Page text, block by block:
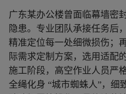
换、玻璃加固等操作，最终
观，重新在城市高空焕发光彩
广东某办公楼曾面临幕墙密
隐患。专业团队承接任务后
精准定位每一处细微损伤；
际需求定制方案，选用适配
施工阶段，高空作业人员严
全绳化身 “城市蜘蛛人”，细